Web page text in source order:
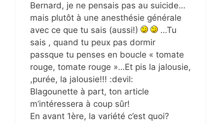
Bernard, je ne pensais pas au suicide…
mais plutôt à une anesthésie générale
avec ce que tu sais (aussi!)
…Tu
sais , quand tu peux pas dormir
passque tu penses en boucle « tomate
rouge, tomate rouge »…Et pis la jalousie,
,purée, la jalousie!!! :devil:
Blagounette à part, ton article
m’intéressera à coup sûr!
En avant 1ère, la variété c’est quoi?